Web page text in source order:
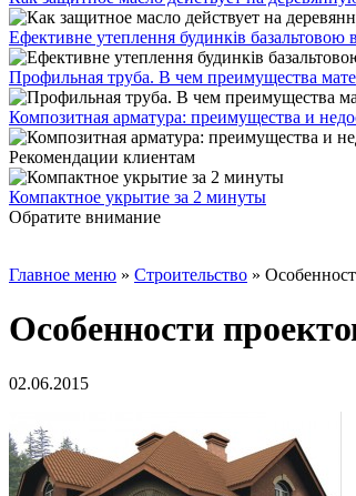
Ефективне утеплення будинків
Профильная труба. В чем преимущества
Композитная арматура: преимущества и
Рекомендации клиентам
Компактное укрытие за 2 минуты
Обратите внимание
Главное меню » Строительство »
Особенности
02.06.2015